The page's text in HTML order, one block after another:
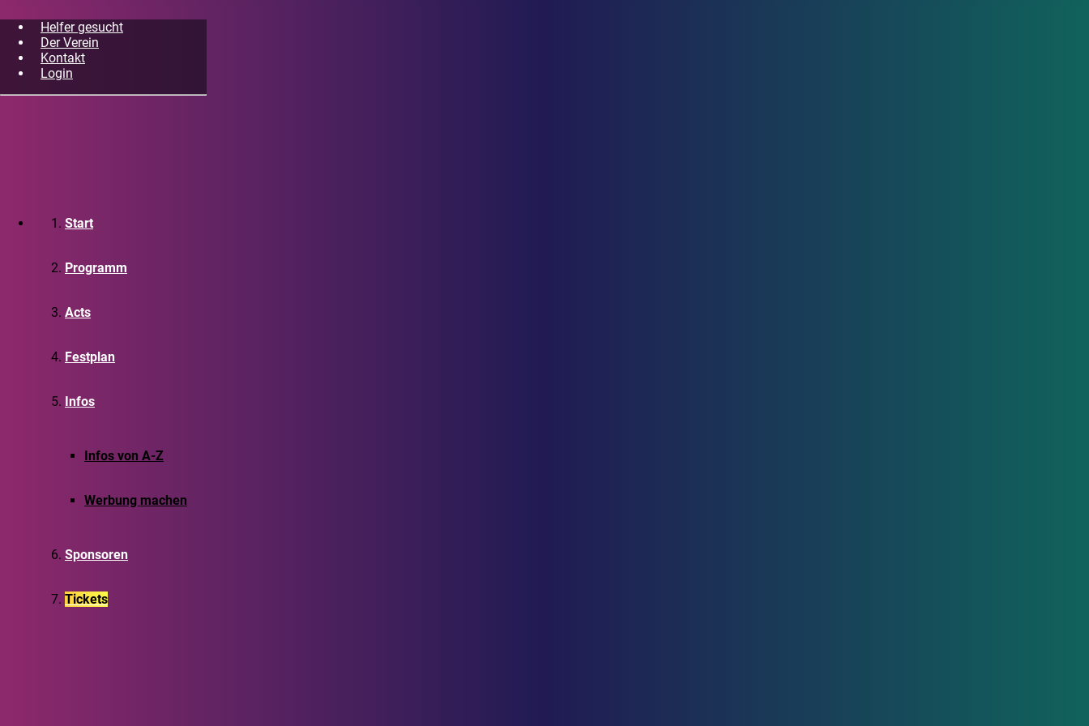
Helfer gesucht
Der Verein
Kontakt
Login
Start
Programm
Acts
Festplan
Infos
Infos von A-Z
Werbung machen
Sponsoren
Tickets